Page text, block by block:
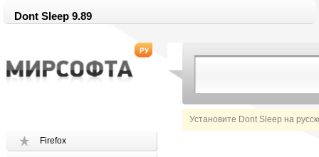
Dont Sleep 9.89
Установите Dont Sleep на
Firefox